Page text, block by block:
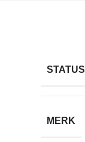
STATUS
MERK